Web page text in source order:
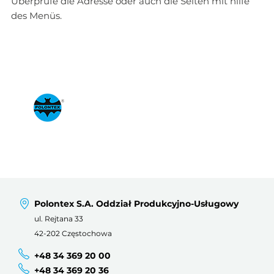
des Menüs.
Polontex S.A. Oddział Produkcyjno-Usługowy
ul. Rejtana 33
42-202 Częstochowa
+48 34 369 20 00
+48 34 369 20 36